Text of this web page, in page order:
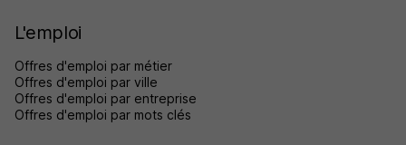
L'emploi
Offres d'emploi par métier
Offres d'emploi par ville
Offres d'emploi par entreprise
Offres d'emploi par mots clés